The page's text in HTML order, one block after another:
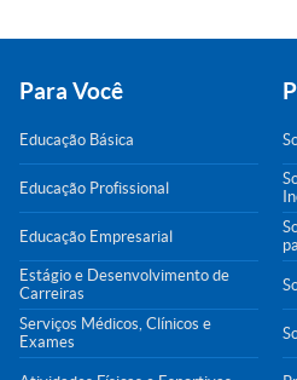
Para Você
Educação Básica
Educação Profissional
Educação Empresarial
Estágio e Desenvolvimento de
Carreiras
Serviços Médicos, Clínicos e
Exames